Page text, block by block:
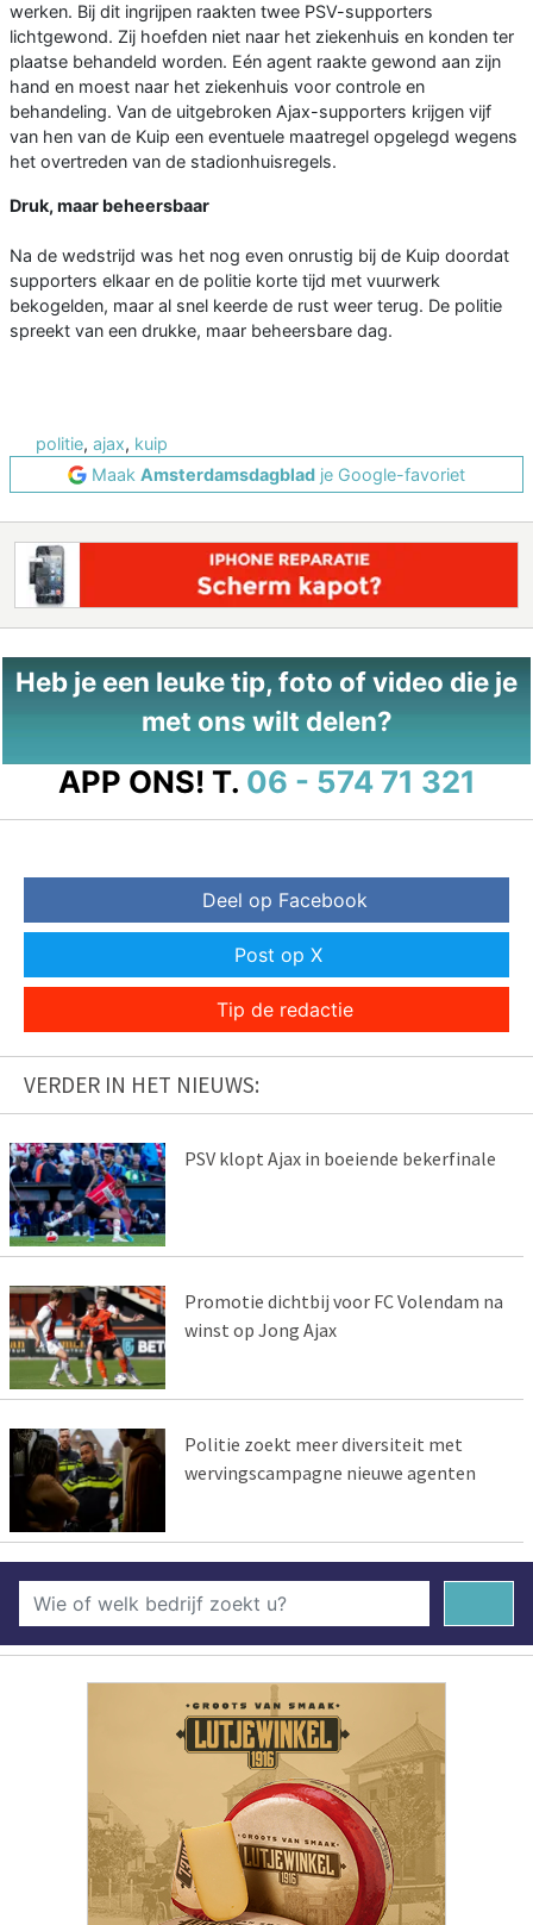
werken. Bij dit ingrijpen raakten twee PSV-supporters
lichtgewond. Zij hoefden niet naar het ziekenhuis en konden ter
plaatse behandeld worden. Eén agent raakte gewond aan zijn
hand en moest naar het ziekenhuis voor controle en
behandeling. Van de uitgebroken Ajax-supporters krijgen vijf
van hen van de Kuip een eventuele maatregel opgelegd wegens
het overtreden van de stadionhuisregels.
Druk, maar beheersbaar
Na de wedstrijd was het nog even onrustig bij de Kuip doordat
supporters elkaar en de politie korte tijd met vuurwerk
bekogelden, maar al snel keerde de rust weer terug. De politie
spreekt van een drukke, maar beheersbare dag.
politie, ajax, kuip
Maak Amsterdamsdagblad je Google-favoriet
Heb je een leuke tip, foto of video die je
met ons wilt delen?
APP ONS! T. 06 - 574 71 321
Deel op Facebook
Post op X
Tip de redactie
VERDER IN HET NIEUWS:
PSV klopt Ajax in boeiende bekerfinale
Promotie dichtbij voor FC Volendam na
winst op Jong Ajax
Politie zoekt meer diversiteit met
wervingscampagne nieuwe agenten